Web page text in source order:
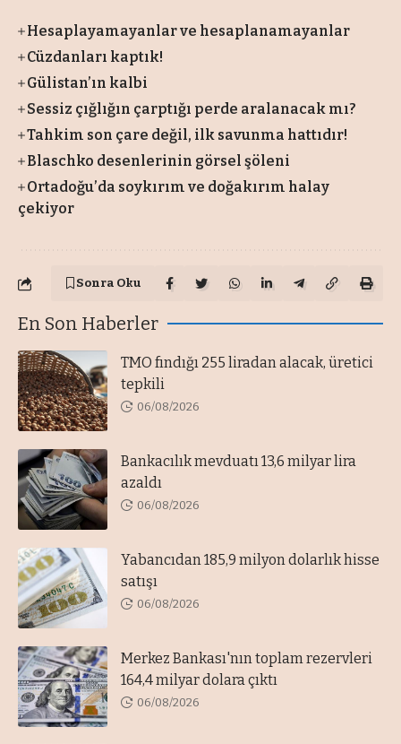
Hesaplayamayanlar ve hesaplanamayanlar
Cüzdanları kaptık!
Gülistan’ın kalbi
Sessiz çığlığın çarptığı perde aralanacak mı?
Tahkim son çare değil, ilk savunma hattıdır!
Blaschko desenlerinin görsel şöleni
Ortadoğu’da soykırım ve doğakırım halay
çekiyor
Sonra Oku
En Son Haberler
TMO fındığı 255 liradan alacak, üretici
tepkili
06/08/2026
Bankacılık mevduatı 13,6 milyar lira
azaldı
06/08/2026
Yabancıdan 185,9 milyon dolarlık hisse
satışı
06/08/2026
Merkez Bankası'nın toplam rezervleri
164,4 milyar dolara çıktı
06/08/2026